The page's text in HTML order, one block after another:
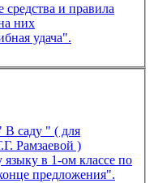
и правила
них
удача".
В саду " ( для
Рамзаевой )
в 1-ом классе по
предложения".